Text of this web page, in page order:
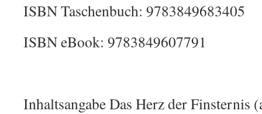
ISBN Taschenbuch: 9783849683405
ISBN eBook: 9783849607791
Inhaltsangabe Das Herz der Finsternis